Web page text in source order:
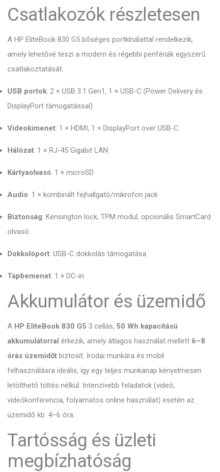
Csatlakozók részletesen
A HP EliteBook 830 G5 bőséges portkínálattal rendelkezik,
amely lehetővé teszi a modern és régebbi perifériák egyszerű
csatlakoztatását:
USB portok: 2 × USB 3.1 Gen1, 1 × USB-C (Power Delivery és
DisplayPort támogatással)
Videokimenet: 1 × HDMI, 1 × DisplayPort over USB-C
Hálózat: 1 × RJ-45 Gigabit LAN
Kártyaolvasó: 1 × microSD
Audio: 1 × kombinált fejhallgató/mikrofon jack
Biztonság: Kensington lock, TPM modul, opcionális SmartCard
olvasó
Dokkolóport: USB-C dokkolás támogatása
Tápbemenet: 1 × DC-in
Akkumulátor és üzemidő
A HP EliteBook 830 G5 3 cellás, 50 Wh kapacitású
akkumulátorral érkezik, amely átlagos használat mellett 6–8
órás üzemidőt biztosít. Irodai munkára és mobil
felhasználásra ideális, így egy teljes munkanap kényelmesen
letölthető töltés nélkül. Intenzívebb feladatok (videó,
videókonferencia, folyamatos online használat) esetén az
üzemidő kb. 4–6 óra.
Tartósság és üzleti
megbízhatóság